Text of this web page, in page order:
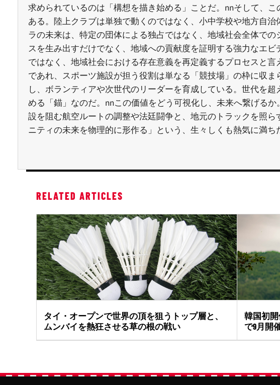
求められているのは「構想を描き始める」ことだ。nnそして、
ある。陸上クラブは単独で動くのではなく、小中学校や地方自
ラの未来は、特定の団体による独占ではなく、地域社会全体で
スを生み出すだけでなく、地域への貢献度を証明する強力なエ
ではなく、地域社会における存在意義を再定義するプロセスと
であれ、スポーツ施設が担う役割は単なる「競技場」の枠に収
し、ボランティアや次世代のリーダーを育成している。世代を
める「錨」なのだ。nnこの価値をどう可視化し、未来へ繋げる
設を阻む航空ルートの調整や法廷闘争と、地元のトラックを照
ニティの未来を物理的に形作る」という、生々しくも熱気に満ち
RELATED ARTICLES
タイ・オープンで世界の頂を狙うトップ層と、
ムンバイを熱狂させる草の根の戦い
韓国初
で9月開